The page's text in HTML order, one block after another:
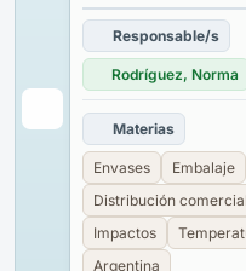
Responsable/s
Rodríguez, Norma
Materias
Envases Embalaje
Distribución comercial
Impactos
Argentina